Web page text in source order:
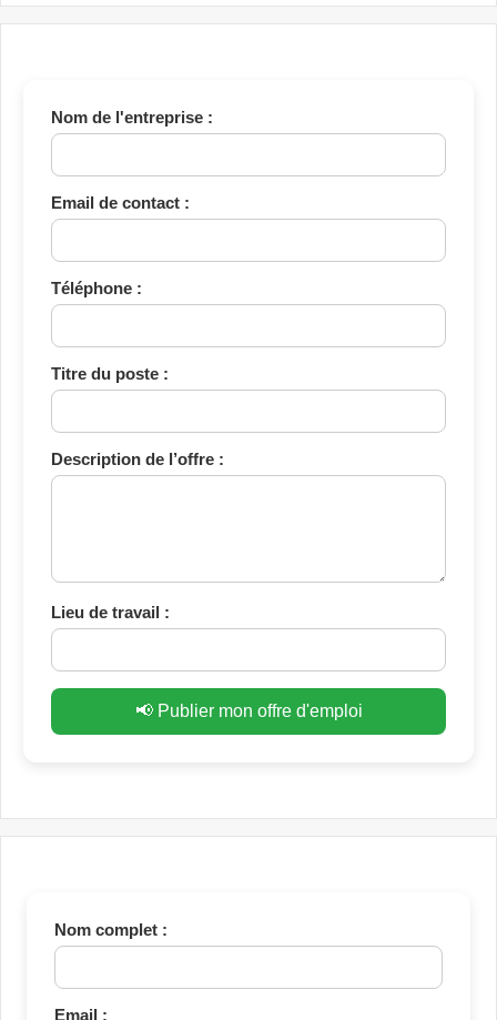
Nom de l'entreprise :
Email de contact :
Téléphone :
Titre du poste :
Description de l’offre :
Lieu de travail :
📢 Publier mon offre d'emploi
Nom complet :
Email :